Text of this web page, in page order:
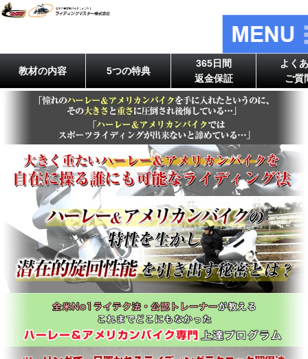
教材の内容 5つの特典
365日間
返金保証
よく
ご質